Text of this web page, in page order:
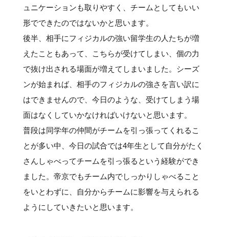
ュニケーションも取りやすく、チームとしてもいい
形でできたのではないかと思います。
後半、相手にフィジカルの強い留学生の人たちが増
えたこともあって、こちらが受けてしまい、個の力
で抜け出される場面が増えてしまいました。シーズ
ンが始まれば、相手のフィジカルの強さを言い訳に
はできませんので、今日のような、受けてしまう場
面はなくしていかなければいけないと思います。
普段は同学年の仲間がチームを引っ張ってくれるこ
とが多い中、今日の試合では4年生として自分がたく
さんしゃべってチームを引っ張るという経験ができ
ました。帝京でもチーム内でしっかりしゃべること
をいとわずに、自分からチームに影響を与えられる
ようにしていきたいと思います。